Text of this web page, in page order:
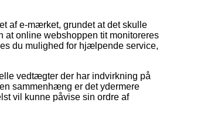
af e-mærket, grundet at det skulle
at online webshoppen tit monitoreres
du mulighed for hjælpende service,
vedtægter der har indvirkning på
sammenhæng er det ydermere
vil kunne påvise sin ordre af